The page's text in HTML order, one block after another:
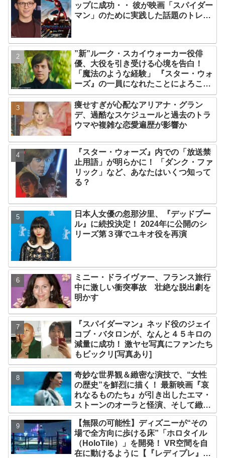
ップに成功・・ 彼が映画「スパイダー
マン」のために実践した話題のトレー
”新”ルーク・スカイウォーカー役俳
優、大役を引き受ける心境を告白！
「魔法のような経験」 『スター・ウォ
ーズ』の一員になれたことによろこび
爆発
痩せすぎが心配なアリアナ・グラン
デ、過酷なスケジュールと過去のトラ
ウマや複雑な恋愛遍歴が影響か
『スター・ウォーズ』内での「放送禁
止用語」が明らかに！ 「ダンク・ファ
リック」など、あなたはいくつ知って
る？
日本人女優の忽那汐里、『デッドプー
ル』に続投決定！ 2024年に公開のシ
リーズ第３弾でユキオ役を再演
ミニー・ドライヴァー、フランス旅行
中に激しい衝突事故 壮絶な脱出劇を
明かす
『スパイダーマン』ネッド役のジェイ
コブ・バタロンが、なんと４５キロの
減量に成功！ 激ヤセ写真にファンたち
もビックリ[写真あり]
奇妙な世界観＆緻密な演技で、“女性
の歴史”を鮮烈に描く！ 最新映画『哀
れなるものたち』が引き出したエマ・
ストーンのオーラと怪演、そして緻密
すぎる演技力！ これは女性の“自由意
志”の物語［レビュー＆解説］
【無限の可能性】ディズニーが“その
場で全方向に歩ける床”「ホロタイル
（HoloTile）」を開発！ VR空間を自
在に動けるように【『レディプレ』実